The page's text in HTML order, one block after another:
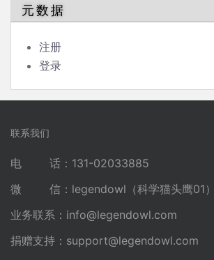
元数据
注册
登录
联系我们
电 话：131-02033885
微 信：legendowl（科学猫头鹰01）
业务联系： info@legendowl.com
捐赠支持： support@legendowl.com